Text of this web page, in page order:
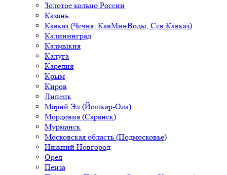
Золотое кольцо России
Казань
Кавказ (Чечня, КавМинВоды, Сев.Кавказ)
Калининград
Калмыкия
Калуга
Карелия
Крым
Киров
Липецк
Марий Эл (Йошкар-Ола)
Мордовия (Саранск)
Мурманск
Московская область (Подмосковье)
Нижний Новгород
Орел
Пенза